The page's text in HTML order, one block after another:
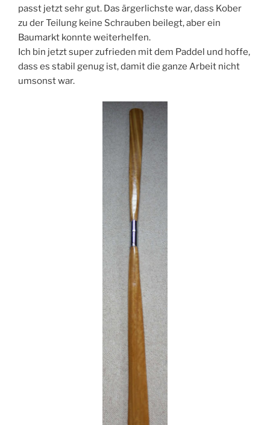
passt jetzt sehr gut. Das ärgerlichste war, dass Kober
zu der Teilung keine Schrauben beilegt, aber ein
Baumarkt konnte weiterhelfen.
Ich bin jetzt super zufrieden mit dem Paddel und hoffe,
dass es stabil genug ist, damit die ganze Arbeit nicht
umsonst war.